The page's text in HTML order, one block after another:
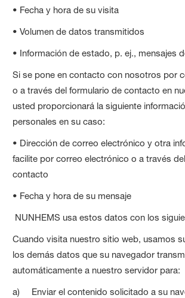
• Fecha y hora de su visita
• Volumen de datos transmitidos
• Información de estado, p. ej., mensajes
Si se pone en contacto con nosotros por
o a través del formulario de contacto en
usted proporcionará la siguiente
personales en su caso:
• Dirección de correo electrónico y otra
facilite por correo electrónico o a través
contacto
• Fecha y hora de su mensaje
NUNHEMS usa estos datos con los
Cuando visita nuestro sitio web, usamos
los demás datos que su navegador
automáticamente a nuestro servidor para:
a) Enviar el contenido solicitado a su